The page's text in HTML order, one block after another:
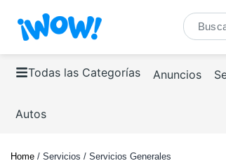
Todas las Categorías Anuncios
Autos
Home / Servicios / Servicios Generales